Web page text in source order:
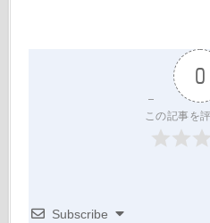
0
この記事を
Subscribe